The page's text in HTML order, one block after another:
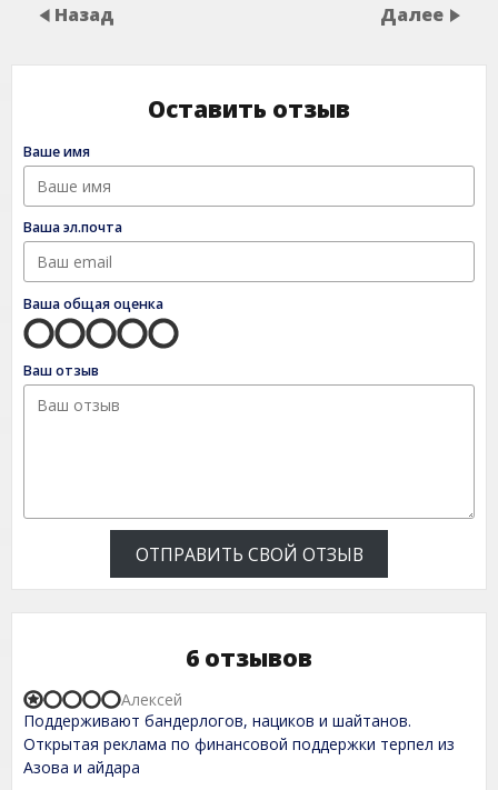
Назад Далее
Оставить отзыв
Ваше имя
Ваша эл.почта
Ваша общая оценка
Ваш отзыв
ОТПРАВИТЬ СВОЙ ОТЗЫВ
6 отзывов
R
a
t
e
d
Поддерживают бандерлогов, нациков и шайтанов.
Открытая реклама по финансовой поддержки терпел из
Азова и айдара
Алексей